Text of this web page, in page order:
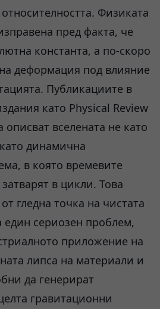
Физиката
пред факта, че
константа, а по-скоро
деформация под влияние
Публикациите в
като Physical Review
описват вселената не като
динамична
в която времевите
в цикли. Това
гледна точка на чистата
сериозен проблем,
приложение на
липса на материали и
да генерират
гравитационни